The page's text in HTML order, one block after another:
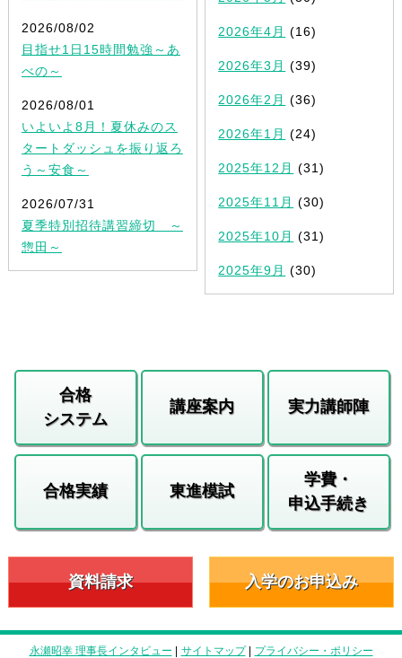
2026/08/02
目指せ1日15時間勉強～あ
べの～
2026/08/01
いよいよ8月！夏休みのス
タートダッシュを振り返ろ
う～安食～
2026/07/31
夏季特別招待講習締切 ～
惣田～
2026年4月 (16)
2026年3月 (39)
2026年2月 (36)
2026年1月 (24)
2025年12月 (31)
2025年11月 (30)
2025年10月 (31)
2025年9月 (30)
合格
システム
講座案内 実力講師陣
合格実績 東進模試
学費・
申込手続き
資料請求 入学のお申込み
永瀬昭幸 理事長インタビュー | サイトマップ| プライバシー・ポリシー